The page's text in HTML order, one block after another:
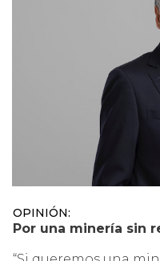
OPINIÓN:
Por una minería sin